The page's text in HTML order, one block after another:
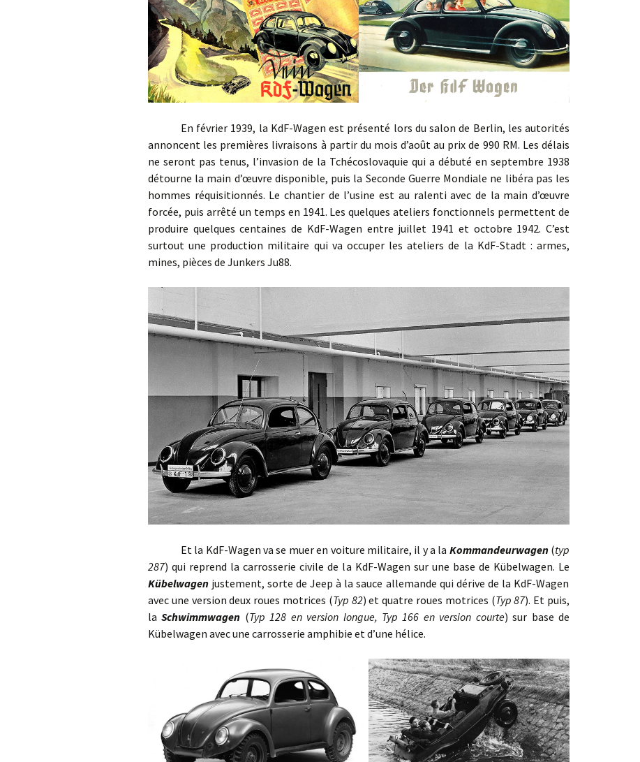
En février 1939, la KdF-Wagen est présenté lors du salon de Berlin, les autorités
annoncent les premières livraisons à partir du mois d’août au prix de 990 RM. Les délais
ne seront pas tenus, l’invasion de la Tchécoslovaquie qui a débuté en septembre 1938
détourne la main d’œuvre disponible, puis la Seconde Guerre Mondiale ne libéra pas les
hommes réquisitionnés. Le chantier de l’usine est au ralenti avec de la main d’œuvre
forcée, puis arrêté un temps en 1941. Les quelques ateliers fonctionnels permettent de
produire quelques centaines de KdF-Wagen entre juillet 1941 et octobre 1942. C’est
surtout une production militaire qui va occuper les ateliers de la KdF-Stadt : armes,
mines, pièces de Junkers Ju88.
Et la KdF-Wagen va se muer en voiture militaire, il y a la Kommandeurwagen(typ
287) qui reprend la carrosserie civile de la KdF-Wagen sur une base de Kübelwagen. Le
Kübelwagen justement, sorte de Jeep à la sauce allemande qui dérive de la KdF-Wagen
avec une version deux roues motrices (Typ 82) et quatre roues motrices (Typ 87). Et puis,
laSchwimmwagen (Typ 128 en version longue, Typ 166 en version courte) sur base de
Kübelwagen avec une carrosserie amphibie et d’une hélice.